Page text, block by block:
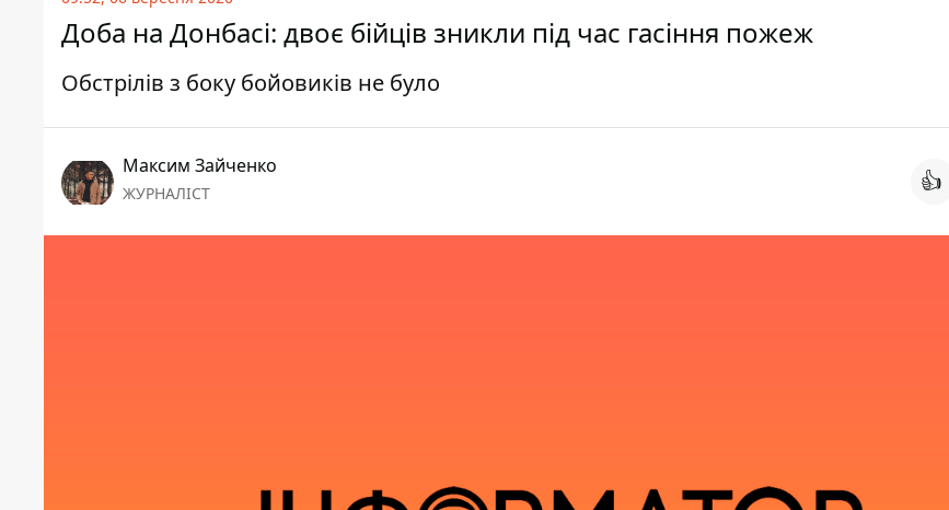
Доба на Донбасі: двоє бійців зникли під час гасіння пожеж
Обстрілів з боку бойовиків не було
Максим Зайченко
ЖУРНАЛІСТ 👍